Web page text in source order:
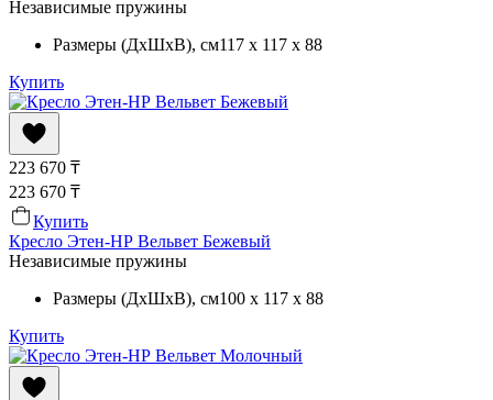
Независимые пружины
Размеры (ДхШхВ), см117 x 117 x 88
Купить
223 670 ₸
223 670 ₸
Купить
Кресло Этен-НР Вельвет Бежевый
Независимые пружины
Размеры (ДхШхВ), см100 x 117 x 88
Купить